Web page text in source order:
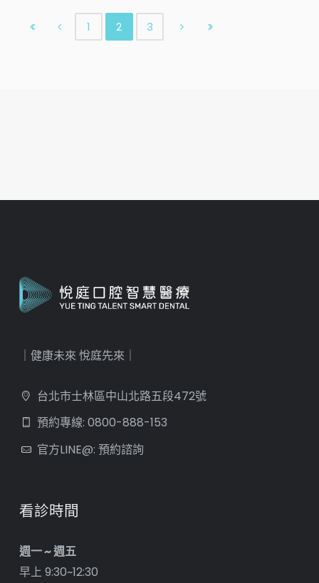
1 2 3
｜健康未來 悅庭先來｜
台北市士林區中山北路五段472號
預約專線: 0800-888-153
官方LINE@: 預約諮詢
看診時間
週一 ~ 週五
早上 9:30~12:30